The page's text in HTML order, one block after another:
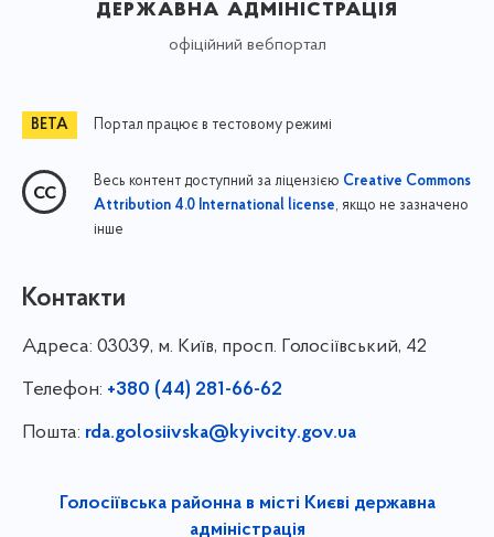
державна адміністрація
офіційний вебпортал
Портал працює в тестовому режимі
Весь контент доступний за ліцензією Creative Commons
Attribution 4.0 International license, якщо не зазначено
інше
Контакти
Адреса: 03039, м. Київ, просп. Голосіївський, 42
Телефон: +380 (44) 281-66-62
Пошта: rda.golosiivska@kyivcity.gov.ua
Голосіївська районна в місті Києві державна
адміністрація